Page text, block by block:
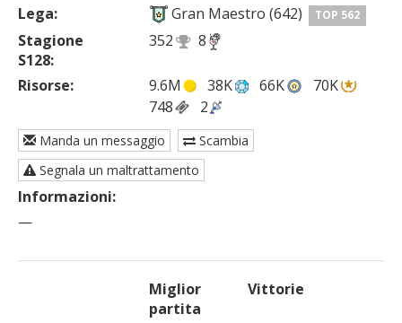
Lega:
Gran Maestro (642) TOP 562
Stagione
S128:
352 8
Risorse: 9.6M 38K 66K
70K
748
2
Manda un messaggio
Scambia
Segnala un maltrattamento
Informazioni:
—
Miglior
partita
Vittorie